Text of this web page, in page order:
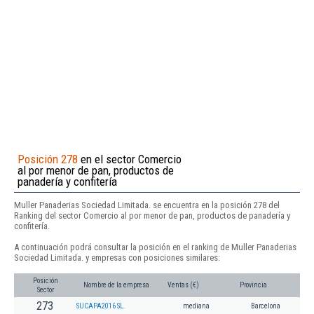
Posición 278 en el sector Comercio
al por menor de pan, productos de
panadería y confitería
Muller Panaderias Sociedad Limitada. se encuentra en la posición 278 del
Ranking del sector Comercio al por menor de pan, productos de panadería y
confitería.
A continuación podrá consultar la posición en el ranking de Muller Panaderias
Sociedad Limitada. y empresas con posiciones similares:
Posición
Sector
Nombre de la empresa Ventas (€) Provincia
273 SUCAPA2016 SL. mediana Barcelona